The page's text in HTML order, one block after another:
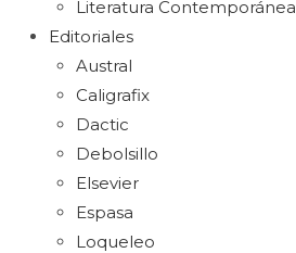
Literatura Contemporánea
Editoriales
Austral
Caligrafix
Dactic
Debolsillo
Elsevier
Espasa
Loqueleo